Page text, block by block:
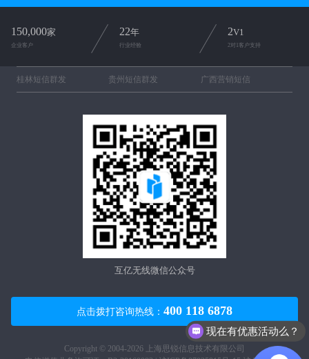
150,000家
企业客户
22年
行业经验
2V1
2对1客户支持
桂林短信群发 贵州短信群发 广西营销短信
互亿无线微信公众号
点击拨打咨询热线： 400 118 6878
Copyright © 2004-2026 上海思锐信息技术有限公司
现在有优惠活动么？